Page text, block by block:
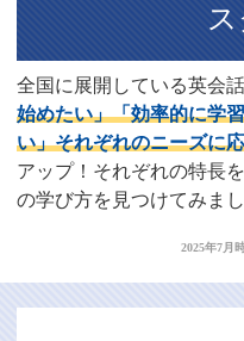
全国に展開している英会
始めたい」「効率的に学
い」それぞれのニーズに
アップ！それぞれの特長
の学び方を見つけてみまし
2025年7月